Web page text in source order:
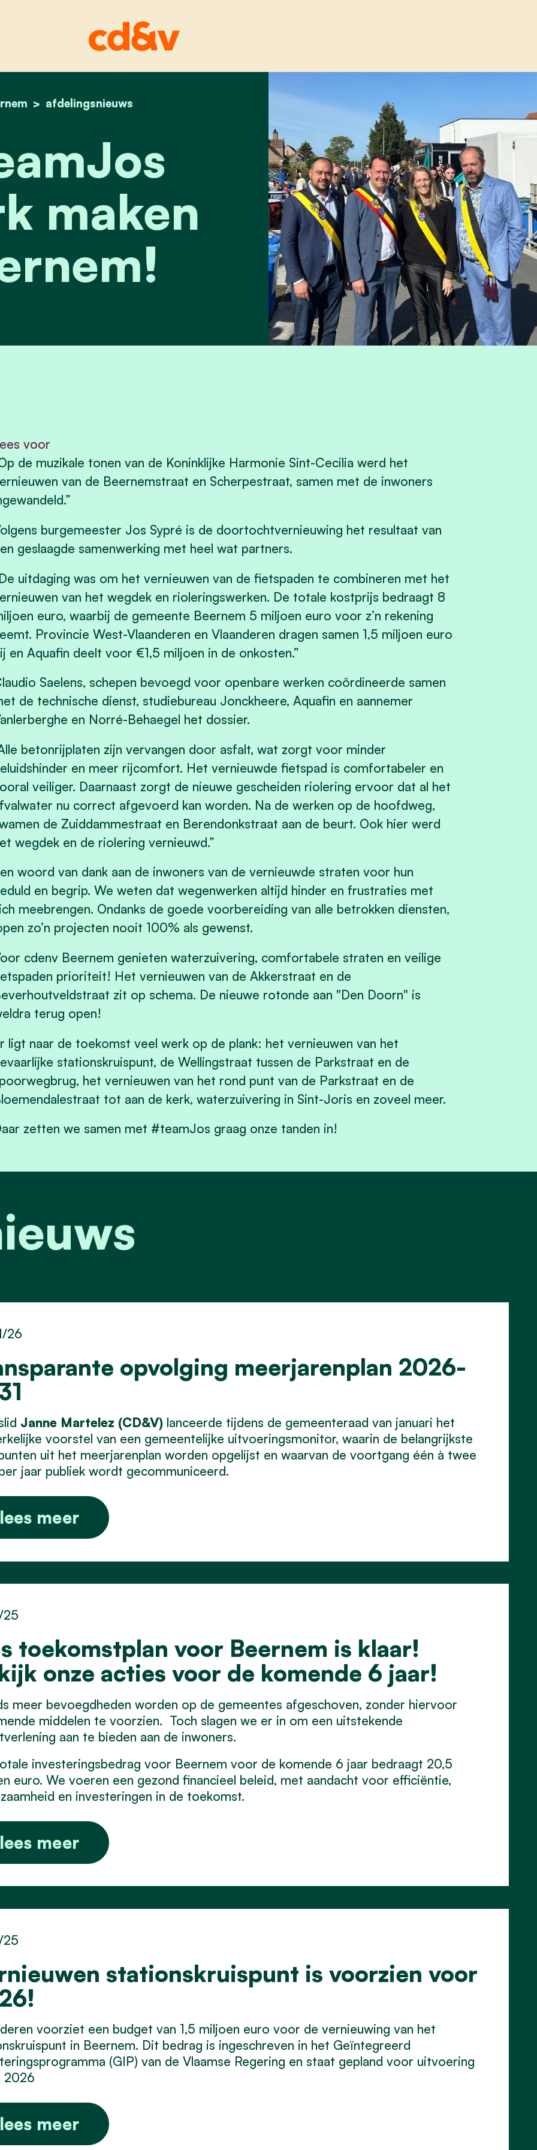
home afdelingsnieuws
met #teamjos hard werk maken van beernem!
maken
voor
de muzikale tonen van de Koninklijke Harmonie Sint-Cecilia werd het
van de Beernemstraat en Scherpestraat, samen met de inwoners
burgemeester Jos Sypré is de doortochtvernieuwing het resultaat van
geslaagde samenwerking met heel wat partners.
uitdaging was om het vernieuwen van de fietspaden te combineren met het
van het wegdek en rioleringswerken. De totale kostprijs bedraagt 8
euro, waarbij de gemeente Beernem 5 miljoen euro voor z’n rekening
Provincie West-Vlaanderen en Vlaanderen dragen samen 1,5 miljoen euro
en Aquafin deelt voor €1,5 miljoen in de onkosten.”
Saelens, schepen bevoegd voor openbare werken coördineerde samen
de technische dienst, studiebureau Jonckheere, Aquafin en aannemer
en Norré-Behaegel het dossier.
betonrijplaten zijn vervangen door asfalt, wat zorgt voor minder
en meer rijcomfort. Het vernieuwde fietspad is comfortabeler en
veiliger. Daarnaast zorgt de nieuwe gescheiden riolering ervoor dat al het
nu correct afgevoerd kan worden. Na de werken op de hoofdweg,
de Zuiddammestraat en Berendonkstraat aan de beurt. Ook hier werd
wegdek en de riolering vernieuwd.”
woord van dank aan de inwoners van de vernieuwde straten voor hun
en begrip. We weten dat wegenwerken altijd hinder en frustraties met
meebrengen. Ondanks de goede voorbereiding van alle betrokken diensten,
zo’n projecten nooit 100% als gewenst.
cdenv Beernem genieten waterzuivering, comfortabele straten en veilige
prioriteit! Het vernieuwen van de Akkerstraat en de
zit op schema. De nieuwe rotonde aan "Den Doorn" is
terug open!
ligt naar de toekomst veel werk op de plank: het vernieuwen van het
stationskruispunt, de Wellingstraat tussen de Parkstraat en de
het vernieuwen van het rond punt van de Parkstraat en de
tot aan de kerk, waterzuivering in Sint-Joris en zoveel meer.
zetten we samen met #teamJos graag onze tanden in!
opvolging meerjarenplan 2026-
26
Janne Martelez (CD&V)lanceerde tijdens de gemeenteraad van januari het
voorstel van een gemeentelijke uitvoeringsmonitor, waarin de belangrijkste
uit het meerjarenplan worden opgelijst en waarvan de voortgang één à twee
jaar publiek wordt gecommuniceerd.
lees meer
toekomstplan voor Beernem is klaar!
onze acties voor de komende 6 jaar!
25
meer bevoegdheden worden op de gemeentes afgeschoven, zonder hiervoor
middelen te voorzien. Toch slagen we er in om een uitstekende
aan te bieden aan de inwoners.
investeringsbedrag voor Beernem voor de komende 6 jaar bedraagt 20,5
euro. We voeren een gezond financieel beleid, met aandacht voor efficiëntie,
en investeringen in de toekomst.
lees meer
stationskruispunt is voorzien voor
25
voorziet een budget van 1,5 miljoen euro voor de vernieuwing van het
in Beernem. Dit bedrag is ingeschreven in het Geïntegreerd
(GIP) van de Vlaamse Regering en staat gepland voor uitvoering
2026
lees meer